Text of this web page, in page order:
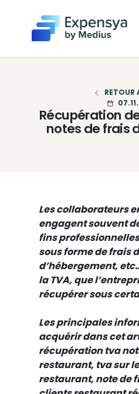
RETOUR
Récupération
notes de frais
Les collaborateurs
engagent souvent
fins
sous forme de frais
d’hébergement,
la TVA, que
récupérer sous
Les principales
acquérir dans cet
récupération tva
restaurant, tva sur
restaurant, note de